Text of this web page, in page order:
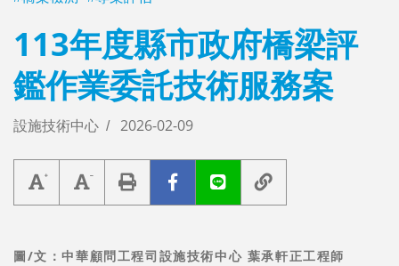
AI新知 從生成式AI到實體AI－日本鐵道落地驗證中
113年度縣市政府橋梁評
鑑作業委託技術服務案
設施技術中心 2026-02-09
圖/文：中華顧問工程司設施技術中心 葉承軒正工程師